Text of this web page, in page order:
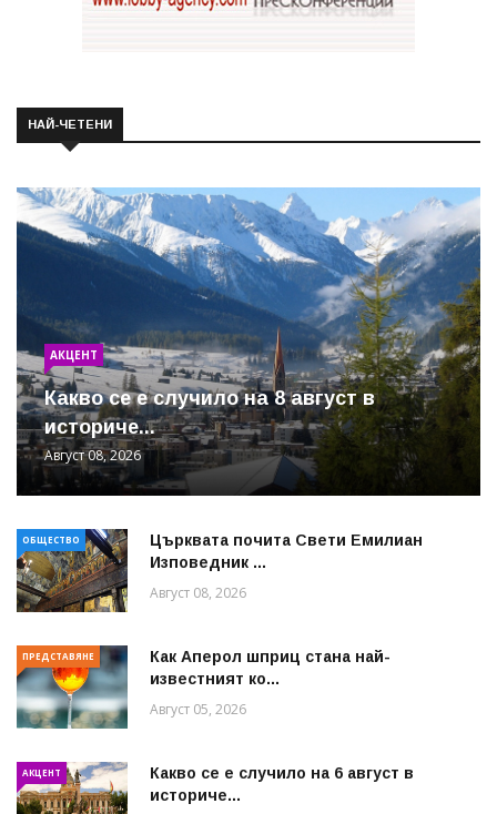
НАЙ-ЧЕТЕНИ
АКЦЕНТ
Какво се е случило на 8 август в
историче...
Август 08, 2026
ОБЩЕСТВО
Църквата почита Свeти Емилиан
Изповедник ...
Август 08, 2026
ПРЕДСТАВЯНЕ
Как Аперол шприц стана най-
известният ко...
Август 05, 2026
АКЦЕНТ
Какво се е случило на 6 август в
историче...